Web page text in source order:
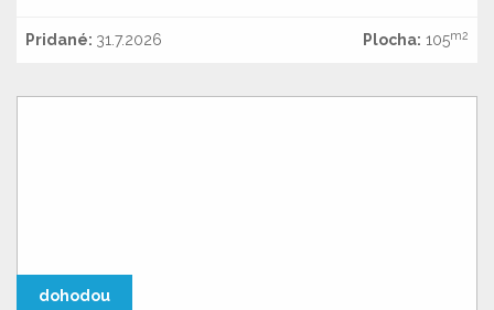
Pridané: 31.7.2026 Plocha: 105m2
dohodou